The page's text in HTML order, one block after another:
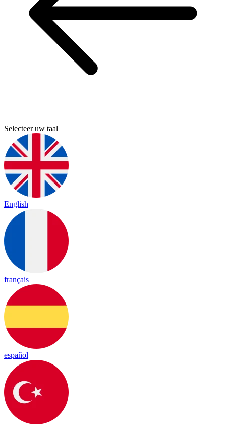
Selecteer uw taal
English
français
español